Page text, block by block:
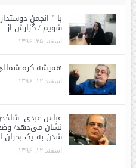
با ” انجمن
شویم / گزارش
اسفند ۲۵, ۱۳۹۶
همیشه کره
اسفند ۱۲, ۱۳۹۶
عباس عبدی:
نشان می‌دهد/
شدن به یک بحران
اسفند ۱۲, ۱۳۹۶